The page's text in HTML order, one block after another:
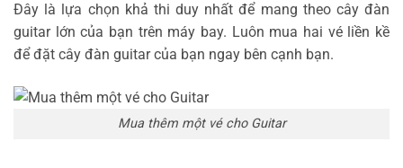
Đây là lựa chọn khả thi duy nhất để mang theo cây đàn
guitar lớn của bạn trên máy bay. Luôn mua hai vé liền kề
để đặt cây đàn guitar của bạn ngay bên cạnh bạn.
Mua thêm một vé cho Guitar